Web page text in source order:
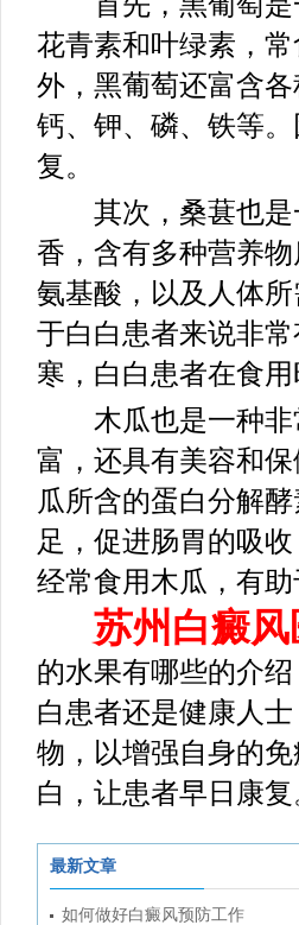
花青素和叶绿素，
外，黑葡萄还富含
钙、钾、磷、铁等
复。
其次，桑葚也是
香，含有多种营养
氨基酸，以及人体
于白白患者来说非
寒，白白患者在食用
木瓜也是一种非
富，还具有美容和
瓜所含的蛋白分解
足，促进肠胃的吸
经常食用木瓜，有助
苏州白癜风
的水果有哪些的介
白患者还是健康人
物，以增强自身的
白，让患者早日康复
最新文章
如何做好白癜风预防工作